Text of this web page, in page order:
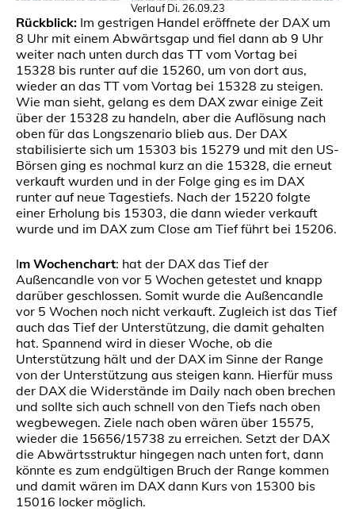
Verlauf Di. 26.09.23
Rückblick: Im gestrigen Handel eröffnete der DAX um
8 Uhr mit einem Abwärtsgap und fiel dann ab 9 Uhr
weiter nach unten durch das TT vom Vortag bei
15328 bis runter auf die 15260, um von dort aus,
wieder an das TT vom Vortag bei 15328 zu steigen.
Wie man sieht, gelang es dem DAX zwar einige Zeit
über der 15328 zu handeln, aber die Auflösung nach
oben für das Longszenario blieb aus. Der DAX
stabilisierte sich um 15303 bis 15279 und mit den US-
Börsen ging es nochmal kurz an die 15328, die erneut
verkauft wurden und in der Folge ging es im DAX
runter auf neue Tagestiefs. Nach der 15220 folgte
einer Erholung bis 15303, die dann wieder verkauft
wurde und im DAX zum Close am Tief führt bei 15206.
Im Wochenchart: hat der DAX das Tief der
Außencandle von vor 5 Wochen getestet und knapp
darüber geschlossen. Somit wurde die Außencandle
vor 5 Wochen noch nicht verkauft. Zugleich ist das Tief
auch das Tief der Unterstützung, die damit gehalten
hat. Spannend wird in dieser Woche, ob die
Unterstützung hält und der DAX im Sinne der Range
von der Unterstützung aus steigen kann. Hierfür muss
der DAX die Widerstände im Daily nach oben brechen
und sollte sich auch schnell von den Tiefs nach oben
wegbewegen. Ziele nach oben wären über 15575,
wieder die 15656/15738 zu erreichen. Setzt der DAX
die Abwärtsstruktur hingegen nach unten fort, dann
könnte es zum endgültigen Bruch der Range kommen
und damit wären im DAX dann Kurs von 15300 bis
15016 locker möglich.